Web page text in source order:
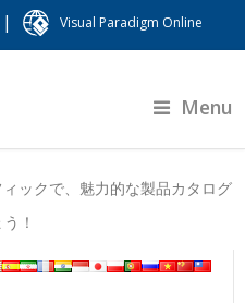
| Visual Paradigm Online
Menu
ックで、魅力的な製品カタログ
！